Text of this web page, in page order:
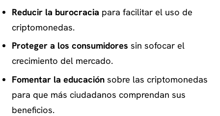
Reducir la burocracia para facilitar el uso de
criptomonedas.
Proteger a los consumidores sin sofocar el
crecimiento del mercado.
Fomentar la educaciónsobre las criptomonedas
para que más ciudadanos comprendan sus
beneficios.